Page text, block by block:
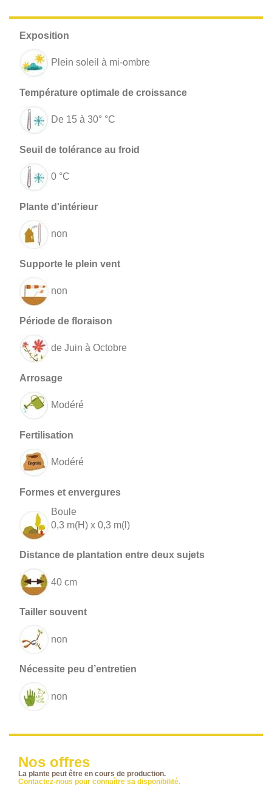
Plein soleil à mi-ombre
De 15 à 30° °C
0 °C
non
non
de Juin à Octobre
Modéré
Modéré
Boule
0,3 m(H) x 0,3 m(l)
40 cm
non
non
Nos offres
La plante peut être en cours de production.
Contactez-nous pour connaître sa disponibilité.